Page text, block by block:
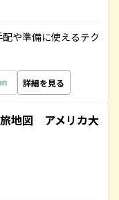
や準備に使えるテク
詳細を見る
地図 アメリカ大